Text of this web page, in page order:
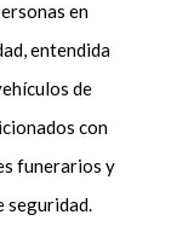
en
entendida
de
con
funerarios y
seguridad.